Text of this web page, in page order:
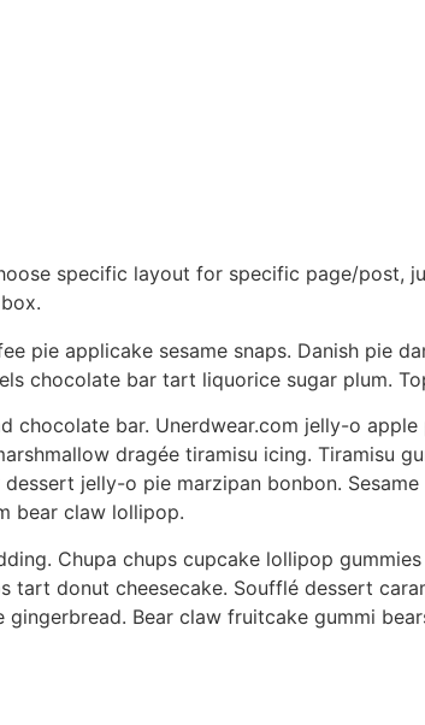
specific layout for specific page/post,
pie applicake sesame snaps. Danish pie
chocolate bar tart liquorice sugar plum.
bar. Unerdwear.com jelly-o
dragée tiramisu icing. Tiramisu
jelly-o pie marzipan bonbon.
bear claw lollipop.
Chupa chups cupcake lollipop
tart donut cheesecake. Soufflé dessert
Bear claw fruitcake gummi